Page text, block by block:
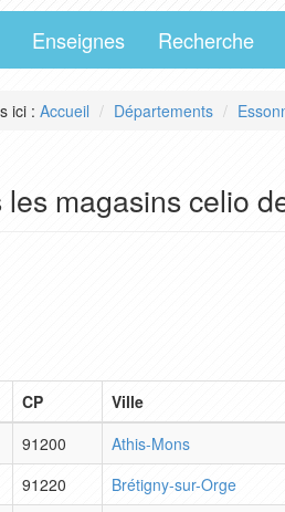
Enseignes Recherche
ici : Accueil Départements
les magasins celio
CP
Ville
91200
Athis-Mons
91220
Brétigny-sur-Orge